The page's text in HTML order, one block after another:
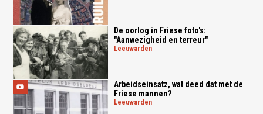
De oorlog in Friese foto's:
"Aanwezigheid en terreur"
leeuwarden
Arbeidseinsatz, wat deed dat met de
Friese mannen?
leeuwarden